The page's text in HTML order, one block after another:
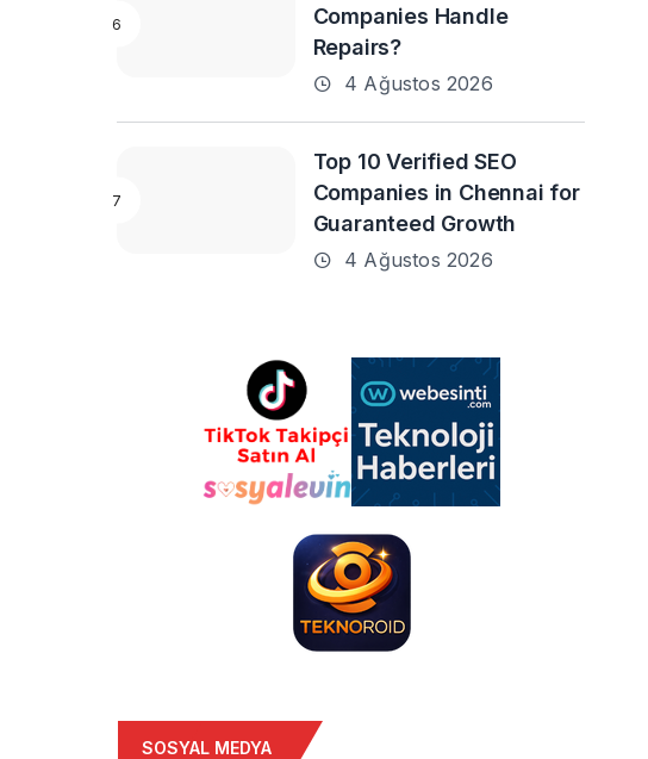
Companies Handle
Repairs?
4 Ağustos 2026
Top 10 Verified SEO
Companies in Chennai for
Guaranteed Growth
4 Ağustos 2026
SOSYAL MEDYA